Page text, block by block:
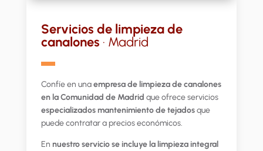
Servicios de limpieza de
canalones · Madrid
▬
Confíe en unaempresa de limpieza de canalones
en la Comunidad de Madrid que ofrece servicios
especializados mantenimiento de tejadosque
puede contratar a precios económicos.
En nuestro servicio se incluye la limpieza integral